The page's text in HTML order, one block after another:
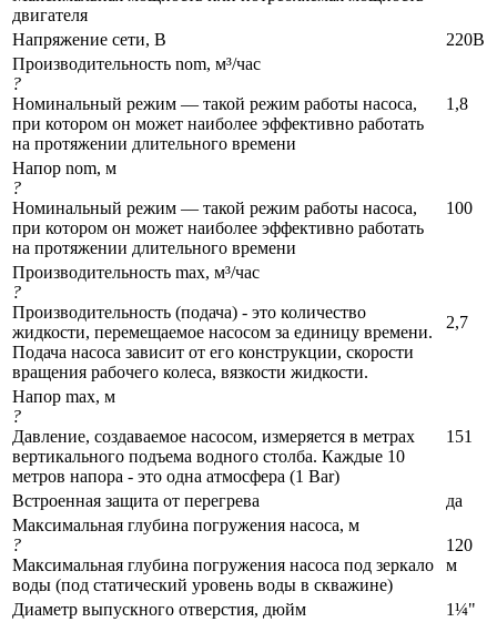
двигателя
Напряжение сети, В
220В
Производительность nom, м³/час
?
Номинальный режим — такой режим работы насоса,
при котором он может наиболее эффективно работать
на протяжении длительного времени
1,8
Напор nom, м
?
Номинальный режим — такой режим работы насоса,
при котором он может наиболее эффективно работать
на протяжении длительного времени
100
Производительность max, м³/час
?
Производительность (подача) - это количество
жидкости, перемещаемое насосом за единицу времени.
Подача насоса зависит от его конструкции, скорости
вращения рабочего колеса, вязкости жидкости.
2,7
Напор max, м
?
Давление, создаваемое насосом, измеряется в метрах
вертикального подъема водного столба. Каждые 10
метров напора - это одна атмосфера (1 Bar)
151
Встроенная защита от перегрева
да
Максимальная глубина погружения насоса, м
?
Максимальная глубина погружения насоса под зеркало
воды (под статический уровень воды в скважине)
120
м
Диаметр выпускного отверстия, дюйм
1¼"